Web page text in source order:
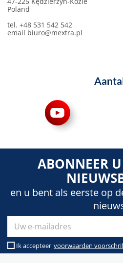
Poland
tel. +48 531 542 542
email biuro@mextra.pl
ABONNEER
en u bent als eerste op
Ik accepteer voorwaarden